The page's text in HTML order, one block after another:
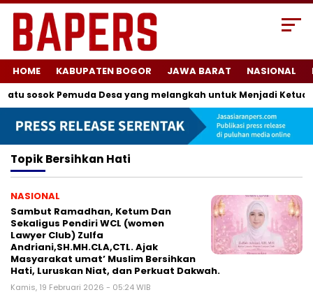
HOME KABUPATEN BOGOR JAWA BARAT NASIONAL
sosok Pemuda Desa yang melangkah untuk Menjadi Ketua
TopikBersihkan Hati
NASIONAL
Sambut Ramadhan, Ketum Dan
Sekaligus Pendiri WCL (women
Lawyer Club) Zulfa
Andriani,SH.MH.CLA,CTL. Ajak
Masyarakat umat’ Muslim Bersihkan
Hati, Luruskan Niat, dan Perkuat Dakwah.
Kamis, 19 Februari 2026 - 05:24 WIB